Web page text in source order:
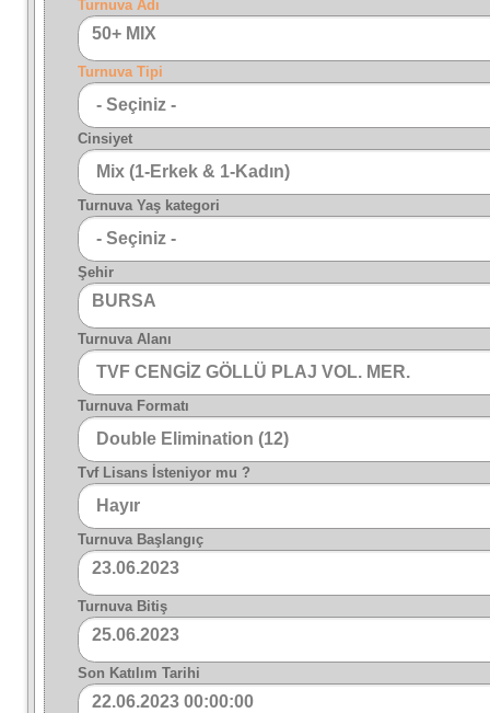
Turnuva Adı
50+ MIX
Turnuva Tipi
Cinsiyet
Turnuva Yaş kategori
Şehir
BURSA
Turnuva Alanı
Turnuva Formatı
Tvf Lisans İsteniyor mu ?
Turnuva Başlangıç
23.06.2023
Turnuva Bitiş
25.06.2023
Son Katılım Tarihi
22.06.2023 00:00:00